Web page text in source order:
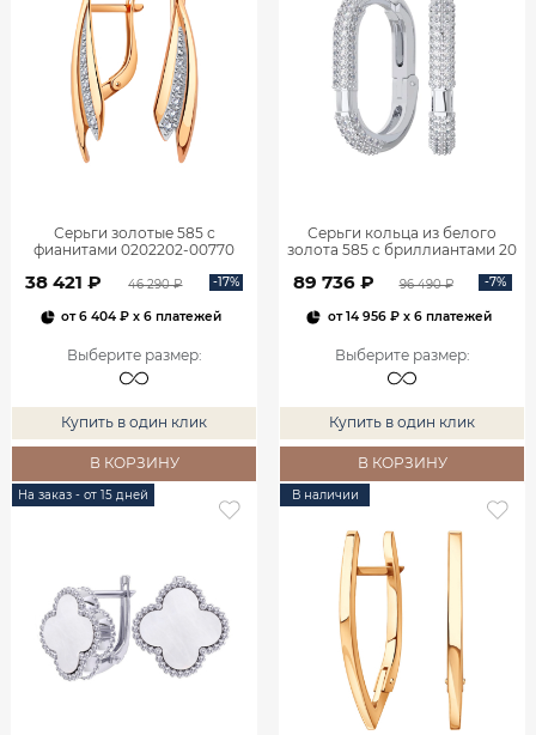
Серьги золотые 585 с
фианитами 0202202-00770
38 421 ₽ 46 290 ₽ -17%
от6 404 ₽ x 6 платежей
Выберите размер:
Купить в один клик
В КОРЗИНУ
Серьги кольца из белого
золота 585 с бриллиантами 20
89 736 ₽ 96 490 ₽ -7%
от14 956 ₽x 6 платежей
Выберите размер:
Купить в один клик
В КОРЗИНУ
На заказ - от 15 дней В наличии